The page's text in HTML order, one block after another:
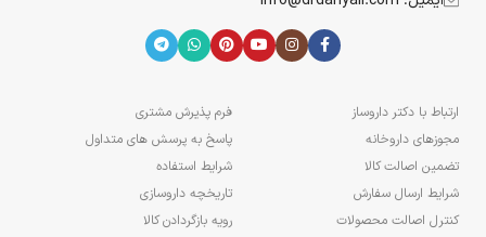
ارتباط با دکتر داروساز
مجوزهای داروخانه
تضمین اصالت کالا
شرایط ارسال سفارش
کنترل اصالت محصولات
فرم پذیرش مشتری
پاسخ به پرسش های متداول
شرایط استفاده
تاریخچه داروسازی
رویه بازگردادن کالا